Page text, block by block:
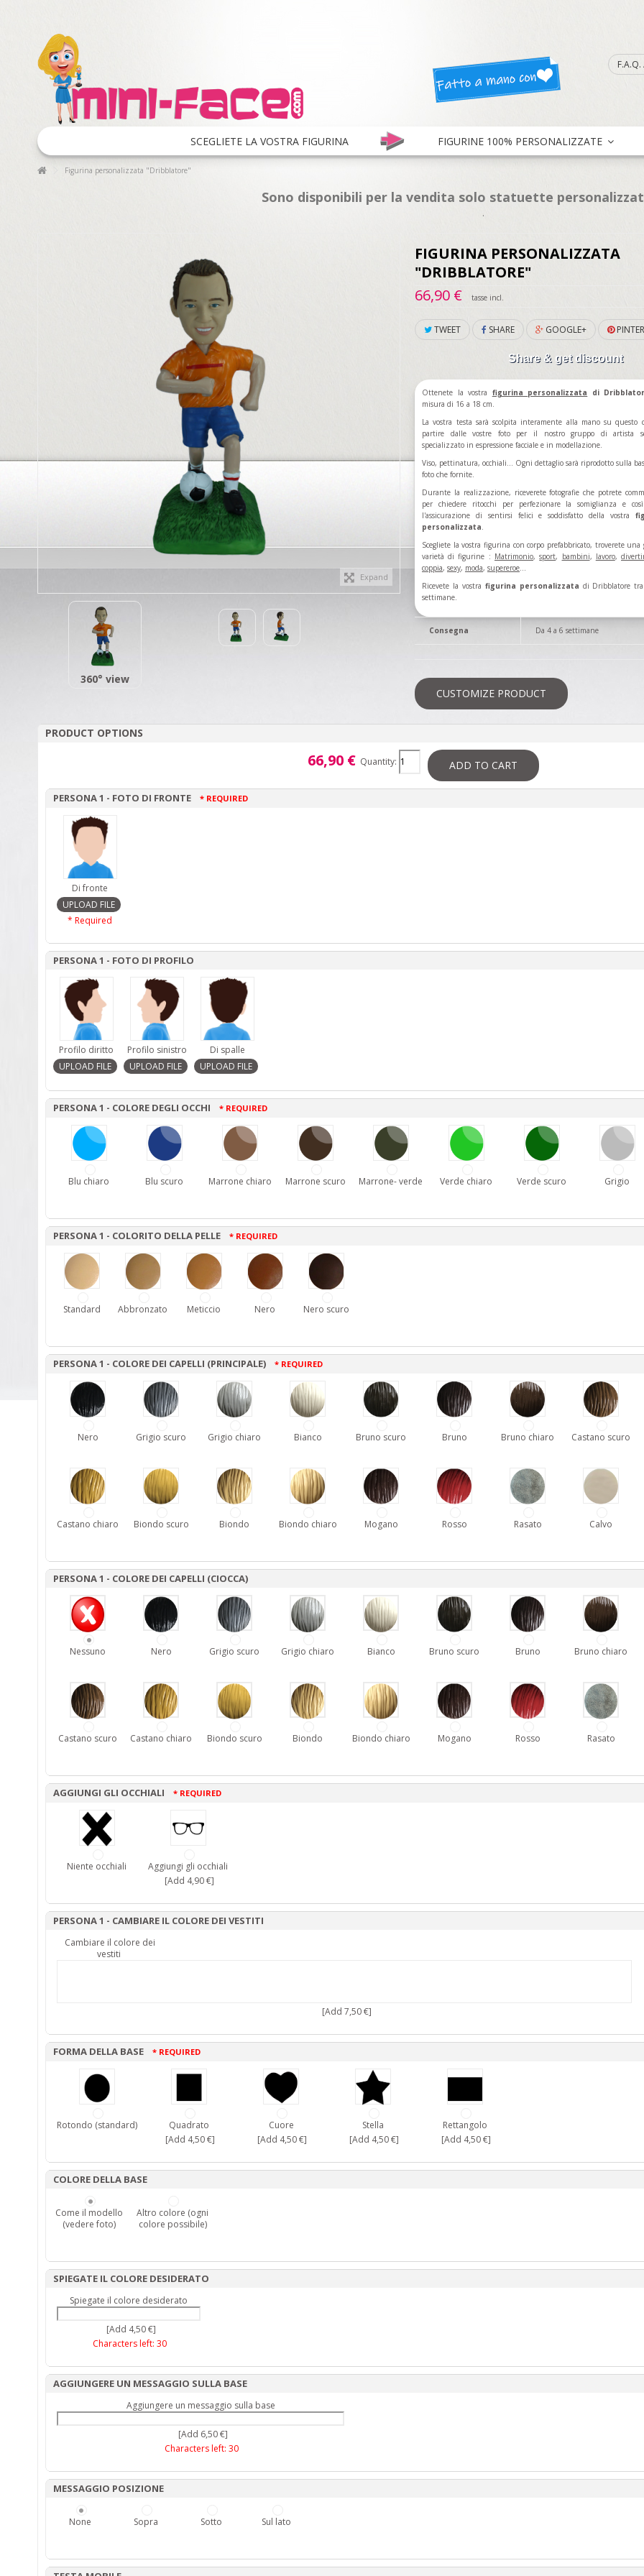
SCEGLIETE LA VOSTRA FIGURINA FIGURINE 100% PERSONALIZZATE
Figurina personalizzata "Dribblatore"
Sono disponibili per la vendita solo statuette
.
Expand
360° view
FIGURINA PERSONALIZZATA
"DRIBBLATORE"
66,90 €
tasse incl.
TWEET SHARE GOOGLE+
Share & get discount
Ottenete la vostra figurina personalizzata di
misura di 16 a 18 cm.
La vostra testa sarà scolpita interamente alla mano su questo
partire dalle vostre foto per il nostro gruppo di artista
specializzato in espressione facciale e in modellazione.
Viso, pettinatura, occhiali... Ogni dettaglio sarà riprodotto sulla
foto che fornite.
Durante la realizzazione, riceverete fotografie che potrete
per chiedere ritocchi per perfezionare la somiglianza e
l'assicurazione di sentirsi felici e soddisfatto della vostra
personalizzata.
Scegliete la vostra figurina con corpo prefabbricato, troverete una
varietà di figurine : Matrimonio,sport, bambini, lavoro,
coppia, sexy, moda, supereroe...
Ricevete la vostra figurina personalizzata di Dribblatore
settimane.
Consegna Da 4 a 6 settimane
CUSTOMIZE PRODUCT
PRODUCT OPTIONS
66,90 € Quantity: ADD TO CART
PERSONA 1 - FOTO DI FRONTE * REQUIRED
Di fronte
* Required
PERSONA 1 - FOTO DI PROFILO
Profilo diritto Profilo sinistro Di spalle
PERSONA 1 - COLORE DEGLI OCCHI * REQUIRED
Blu chiaro Blu scuro Marrone chiaro Marrone scuro Marrone- verde Verde chiaro Verde scuro Grigio
PERSONA 1 - COLORITO DELLA PELLE * REQUIRED
Standard Abbronzato Meticcio Nero Nero scuro
PERSONA 1 - COLORE DEI CAPELLI (PRINCIPALE) * REQUIRED
Nero Grigio scuro Grigio chiaro Bianco Bruno scuro Bruno Bruno chiaro Castano scuro
Castano chiaro Biondo scuro Biondo Biondo chiaro Mogano Rosso Rasato Calvo
PERSONA 1 - COLORE DEI CAPELLI (CIOCCA)
Nessuno Nero Grigio scuro Grigio chiaro Bianco Bruno scuro Bruno Bruno chiaro
Castano scuro Castano chiaro Biondo scuro Biondo Biondo chiaro Mogano Rosso Rasato
AGGIUNGI GLI OCCHIALI * REQUIRED
Niente occhiali
Aggiungi gli occhiali
[Add 4,90 €]
PERSONA 1 - CAMBIARE IL COLORE DEI VESTITI
Cambiare il colore dei
vestiti
[Add 7,50 €]
FORMA DELLA BASE * REQUIRED
Rotondo (standard)
Quadrato
[Add 4,50 €]
Cuore
[Add 4,50 €]
Stella
[Add 4,50 €]
Rettangolo
[Add 4,50 €]
COLORE DELLA BASE
Come il modello
(vedere foto)
Altro colore (ogni
colore possibile)
SPIEGATE IL COLORE DESIDERATO
Spiegate il colore desiderato
[Add 4,50 €]
Characters left: 30
AGGIUNGERE UN MESSAGGIO SULLA BASE
Aggiungere un messaggio sulla base
[Add 6,50 €]
Characters left: 30
MESSAGGIO POSIZIONE
None Sopra Sotto Sul lato